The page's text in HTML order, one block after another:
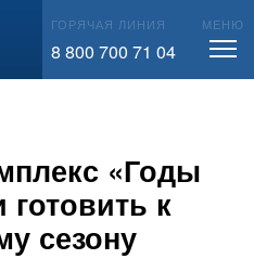
ГОРЯЧАЯ ЛИНИЯ
8 800 700 71 04
МЕНЮ
«Годы
к
сезону